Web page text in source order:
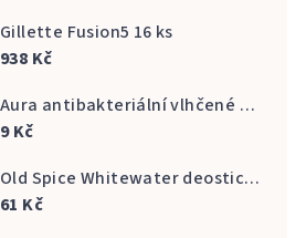
Gillette Fusion5 16 ks
938 Kč
Aura antibakteriální vlhčené ubrousky na ruce 20 ks
9 Kč
Old Spice Whitewater deostick 50 ml
61 Kč